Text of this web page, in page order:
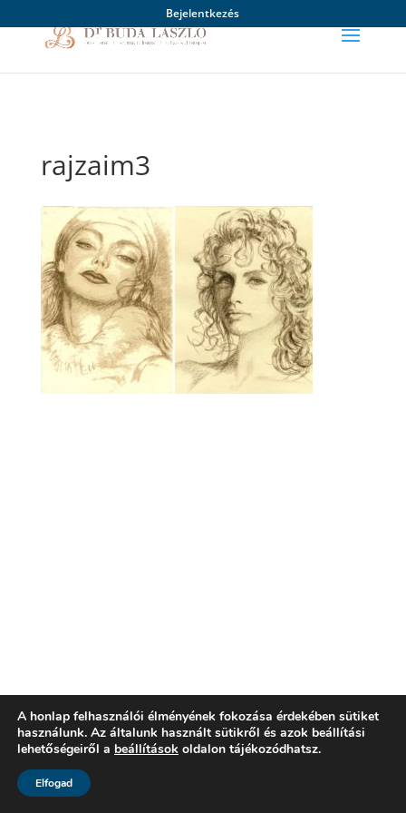
Bejelentkezés
rajzaim3
A honlap felhasználói élményének fokozása érdekében sütiket
használunk. Az általunk használt sütikről és azok beállítási
lehetőségeiről a beállítások oldalon tájékozódhatsz.
Elfogad